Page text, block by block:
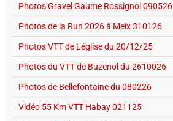
Photos Gravel Gaume Rossignol 090526
Photos de la Run 2026 à Meix 310126
Photos VTT de Léglise du 20/12/25
Photos du VTT de Buzenol du 2610026
Photos de Bellefontaine du 080226
Vidéo 55 Km VTT Habay 021125